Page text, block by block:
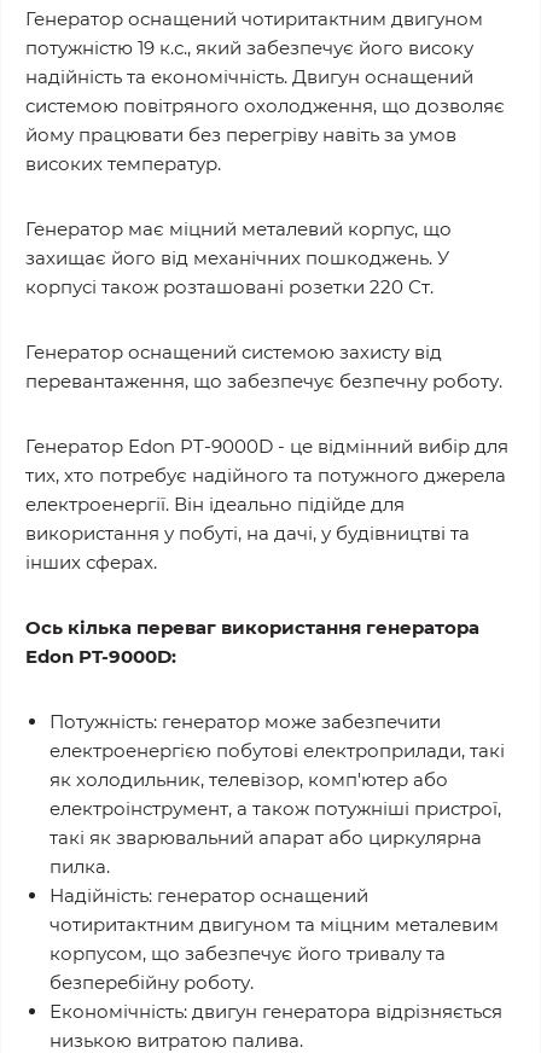
Генератор оснащений чотиритактним двигуном
потужністю 19 к.с., який забезпечує його високу
надійність та економічність. Двигун оснащений
системою повітряного охолодження, що дозволяє
йому працювати без перегріву навіть за умов
високих температур.
Генератор має міцний металевий корпус, що
захищає його від механічних пошкоджень. У
корпусі також розташовані розетки 220 Ст.
Генератор оснащений системою захисту від
перевантаження, що забезпечує безпечну роботу.
Генератор Edon PT-9000D - це відмінний вибір для
тих, хто потребує надійного та потужного джерела
електроенергії. Він ідеально підійде для
використання у побуті, на дачі, у будівництві та
інших сферах.
Ось кілька переваг використання генератора
Edon PT-9000D:
Потужність: генератор може забезпечити
електроенергією побутові електроприлади, такі
як холодильник, телевізор, комп'ютер або
електроінструмент, а також потужніші пристрої,
такі як зварювальний апарат або циркулярна
пилка.
Надійність: генератор оснащений
чотиритактним двигуном та міцним металевим
корпусом, що забезпечує його тривалу та
безперебійну роботу.
Економічність: двигун генератора відрізняється
низькою витратою палива.